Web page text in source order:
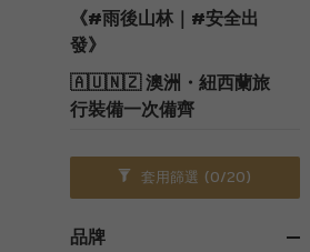
《#雨後山林｜#安全出
發》
🇦🇺🇳🇿 澳洲・紐西蘭旅
行裝備一次備齊
套用篩選 (0/20)
品牌